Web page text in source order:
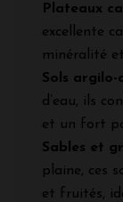
Plateaux
excellente
minéralité
Sols argilo-
d’eau, ils
et un fort
Sables et
plaine, ces
et fruités,